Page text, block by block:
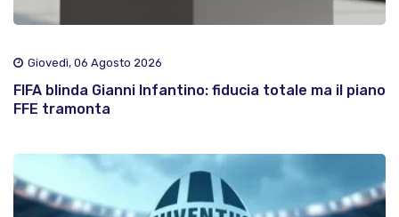
Giovedì, 06 Agosto 2026
FIFA blinda Gianni Infantino: fiducia totale ma il piano
FFE tramonta